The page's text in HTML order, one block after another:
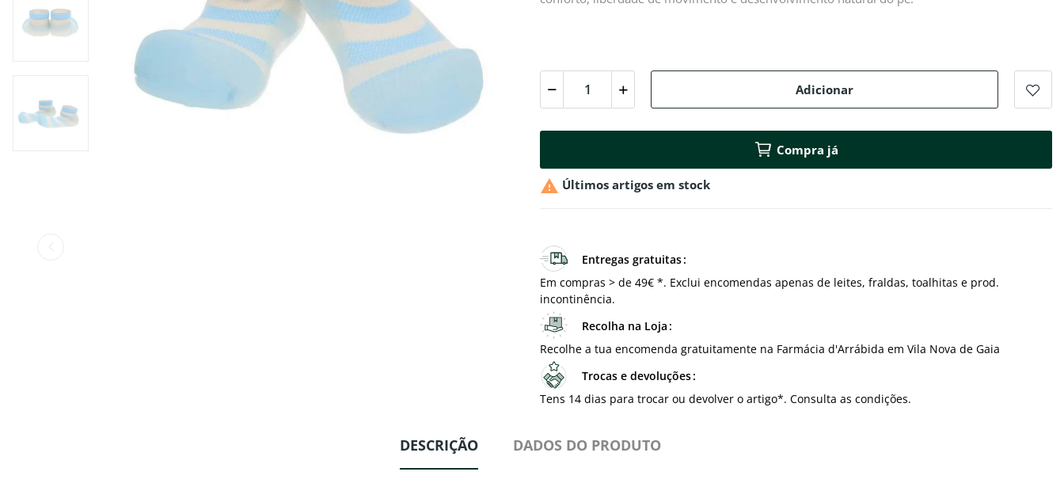
Adicionar
Compra já
 Últimos artigos em stock
Entregas gratuitas
Em compras > de 49€ *. Exclui encomendas apenas de leites, fraldas, toalhitas e prod.
incontinência.
Recolha na Loja
Recolhe a tua encomenda gratuitamente na Farmácia d'Arrábida em Vila Nova de Gaia
Trocas e devoluções
Tens 14 dias para trocar ou devolver o artigo*. Consulta as condições.
DESCRIÇÃO DADOS DO PRODUTO